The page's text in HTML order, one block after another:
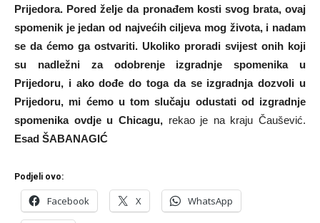
Prijedora. Pored želje da pronađem kosti svog brata, ovaj
spomenik je jedan od najvećih ciljeva mog života, i nadam
se da ćemo ga ostvariti. Ukoliko proradi svijest onih koji
su nadležni za odobrenje izgradnje spomenika u
Prijedoru, i ako dođe do toga da se izgradnja dozvoli u
Prijedoru, mi ćemo u tom slučaju odustati od izgradnje
spomenika ovdje u Chicagu, rekao je na kraju Čaušević.
Esad ŠABANAGIĆ
Podjeli ovo:
Facebook X WhatsApp